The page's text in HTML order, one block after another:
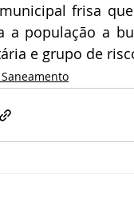
frisa
a população a
e grupo de